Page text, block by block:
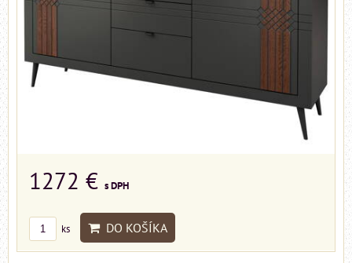
1272 € s DPH
ks DO KOŠÍKA